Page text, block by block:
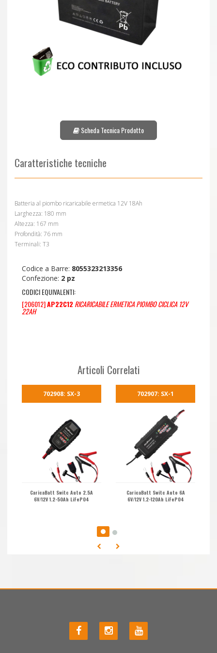
Scheda Tecnica Prodotto
Caratteristiche tecniche
Batteria al piombo ricaricabile ermetica 12V 18Ah
Larghezza: 180 mm
Altezza: 167 mm
Profondità: 76 mm
Terminali: T3
Codice a Barre: 8055323213356
Confezione: 2 pz
CODICI EQUIVALENTI:
[206012]AP22C12RICARICABILE ERMETICA PIOMBO CICLICA 12V
22AH
Articoli Correlati
702908: SX-3
CaricaBatt Switc Auto 2.5A
6V/12V 1.2-50Ah LiFePO4
702907: SX-1
CaricaBatt Switc Auto 6A
6V/12V 1.2-120Ah LiFePO4